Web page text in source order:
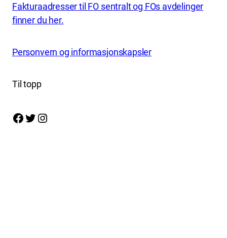
Fakturaadresser til FO sentralt og FOs avdelinger
finner du her.
Personvern og informasjonskapsler
Til topp
Facebook Twitter Instagram